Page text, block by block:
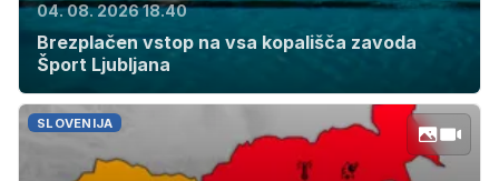
04. 08. 2026 18.40
Brezplačen vstop na vsa kopališča zavoda
Šport Ljubljana
SLOVENIJA